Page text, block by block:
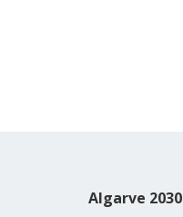
Algarve 2030